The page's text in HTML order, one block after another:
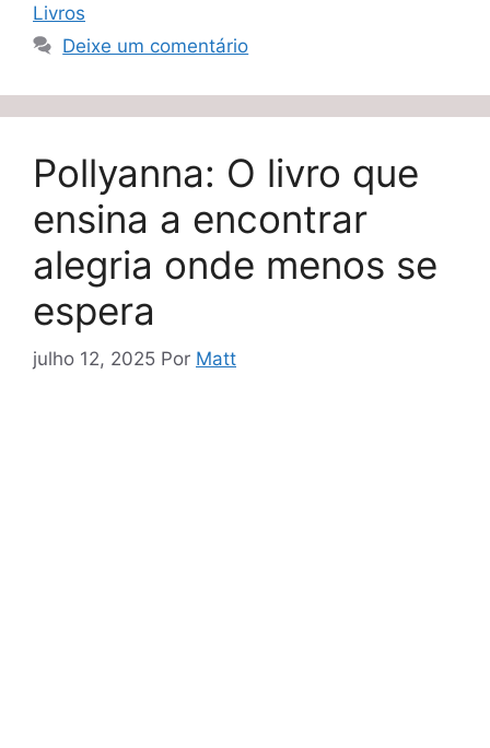
Livros
Deixe um comentário
Pollyanna: O livro que
ensina a encontrar
alegria onde menos se
espera
julho 12, 2025 Por Matt